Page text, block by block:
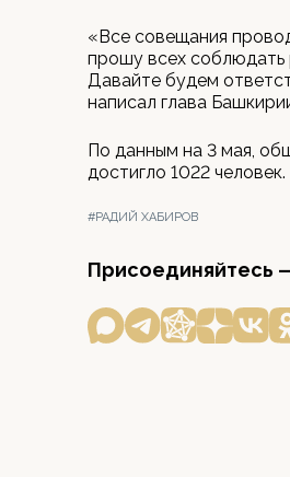
«Все совещания
прошу всех соблюдать
Давайте будем
написал глава
По данным на 3 мая,
достигло 1022 человек.
#РАДИЙ ХАБИРОВ
Присоединяйтесь